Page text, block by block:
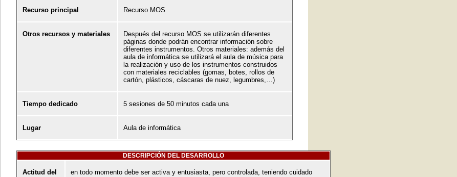
Recurso principal Recurso MOS
Otros recursos y materiales
Después del recurso MOS se utilizarán diferentes
páginas donde podrán encontrar información sobre
diferentes instrumentos. Otros materiales: además del
aula de informática se utilizará el aula de música para
la realización y uso de los instrumentos construidos
con materiales reciclables (gomas, botes, rollos de
cartón, plásticos, cáscaras de nuez, legumbres,…)
Tiempo dedicado 5 sesiones de 50 minutos cada una
Lugar Aula de informática
DESCRIPCIÓN DEL DESARROLLO
Actitud del
en todo momento debe ser activa y entusiasta, pero controlada, teniendo cuidado